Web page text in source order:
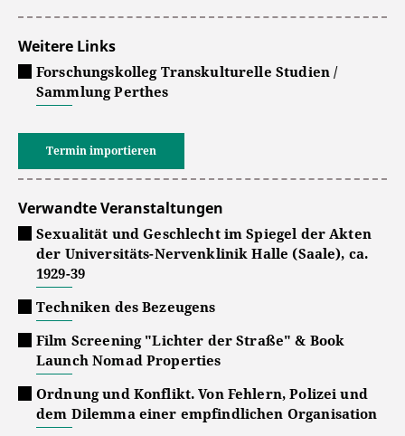
Weitere Links
Forschungskolleg Transkulturelle Studien /
Sammlung Perthes
Termin importieren
Verwandte Veranstaltungen
Sexualität und Geschlecht im Spiegel der Akten
der Universitäts-Nervenklinik Halle (Saale), ca.
1929-39
Techniken des Bezeugens
Film Screening "Lichter der Straße" & Book
Launch Nomad Properties
Ordnung und Konflikt. Von Fehlern, Polizei und
dem Dilemma einer empfindlichen Organisation